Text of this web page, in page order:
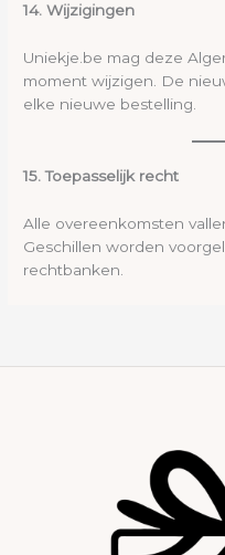
14. Wijzigingen
Uniekje.be mag deze
moment wijzigen. De
elke nieuwe bestelling.
15. Toepasselijk recht
Alle overeenkomsten
Geschillen worden
rechtbanken.